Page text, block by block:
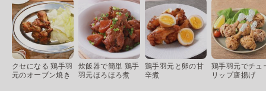
クセになる 鶏手羽
元のオーブン焼き
炊飯器で簡単 鶏手
羽元ほろほろ煮
鶏手羽元と卵の甘
辛煮
鶏手羽元でチュ
リップ唐揚げ